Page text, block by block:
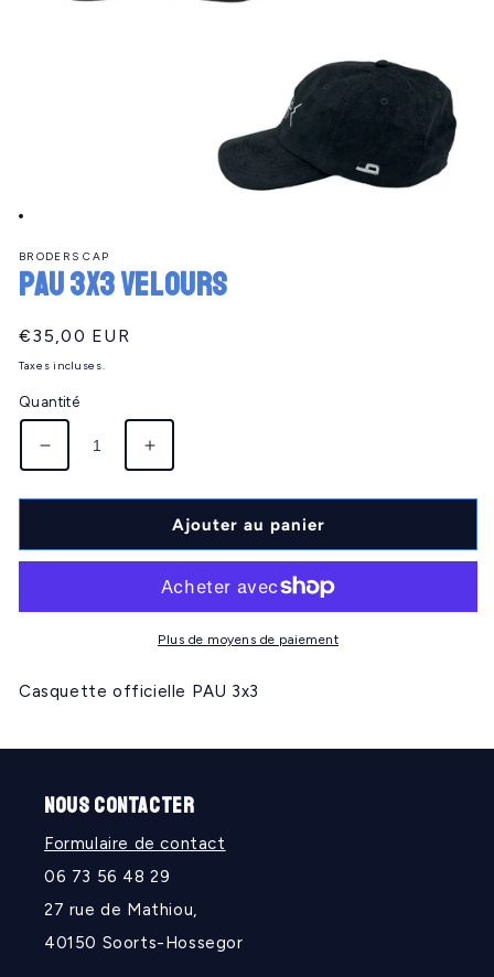
média
1
dans
modale
BRODERS CAP
PAU 3x3 velours
Prix
habituel
€35,00 EUR
Taxes incluses.
Quantité
Réduire
la
quantité
PAU
Augmenter
la
quantité
PAU
velours
Ajouter au panier
Plus de moyens de paiement
Casquette officielle PAU 3x3
NOUS CONTACTER
Formulaire de contact
06 73 56 48 29
27 rue de Mathiou,
40150 Soorts-Hossegor